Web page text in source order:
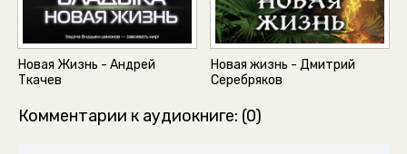
Новая Жизнь - Андрей
Ткачев
Новая жизнь - Дмитрий
Серебряков
Комментарии к аудиокниге: (0)